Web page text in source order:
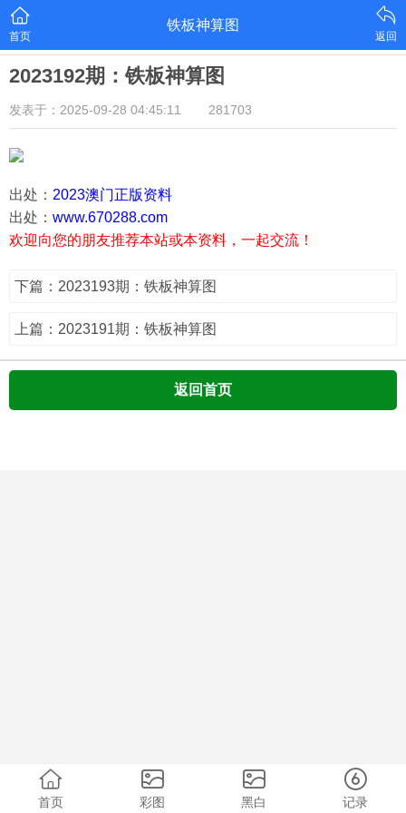
首页
铁板神算图
返回
2023192期：铁板神算图
发表于：2025-09-28 04:45:11 281703
出处： 2023澳门正版资料
出处： www.670288.com
欢迎向您的朋友推荐本站或本资料，一起交流！
下篇：2023193期：铁板神算图
上篇：2023191期：铁板神算图
返回首页
首页 彩图 黑白 记录